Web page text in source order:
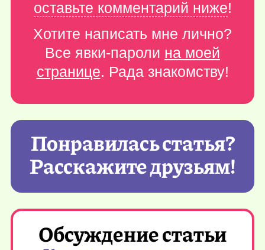
оставьте комментарий ниже!
Хотите написать мне лично?
Все явки-пароли на моей
странице. Рада знакомству!
Понравилась статья?
Расскажите друзьям!
Обсуждение статьи